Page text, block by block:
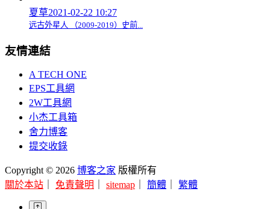
夏草2021-02-22 10:27
远古外星人 （2009-2019）史前...
友情連結
A TECH ONE
EPS工具網
2W工具網
小杰工具箱
舍力博客
提交收錄
Copyright © 2026 博客之家 版權所有
關於本站
免責聲明 sitemap 簡體 繁體